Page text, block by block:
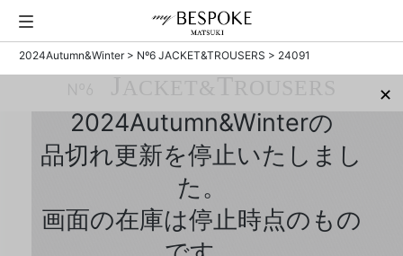
2024Autumn&Winter> Nº6 JACKET&TROUSERS > 24091
✕
2024Autumn&Winterの
品切れ更新を停止いたしまし
た。
画面の在庫は停止時点のもの